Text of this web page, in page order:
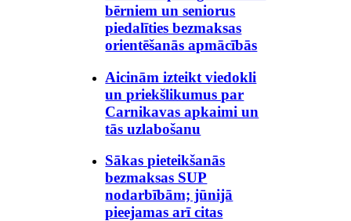
bērniem un seniorus
piedalīties bezmaksas
orientēšanās apmācībās
Aicinām izteikt viedokli
un priekšlikumus par
Carnikavas apkaimi un
tās uzlabošanu
Sākas pieteikšanās
bezmaksas SUP
nodarbībām; jūnijā
pieejamas arī citas